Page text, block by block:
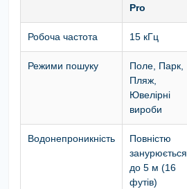
Pro
Робоча частота 15 кГц
Режими пошуку
Поле, Парк,
Пляж,
Ювелірні
вироби
Водонепроникність
Повністю
занурюється
до 5 м (16
футів)